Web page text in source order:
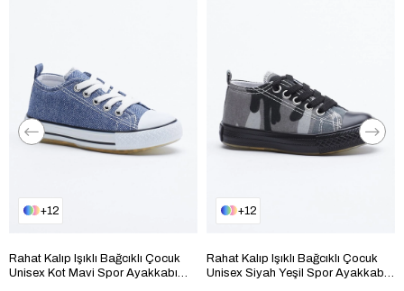
Topuk Tipi
Bağlama Şekli
Materyal Suni Deri
Suni Deri
Dış Materyal
Sezon Her Sezon
12
Rahat Kalıp Işıklı Bağcıklı Çocuk
Unisex Kot Mavi Spor Ayakkabı
12
Rahat Kalıp Işıklı Bağcıklı Çocuk
Unisex Siyah Yeşil Spor Ayakkabı